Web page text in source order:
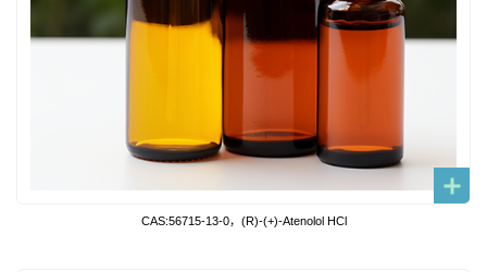
CAS:56715-13-0，(R)-(+)-Atenolol HCl